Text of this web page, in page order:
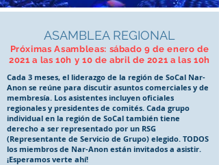
ASAMBLEA REGIONAL
Próximas Asambleas: sábado 9 de enero de
2021 a las 10h y 10 de abril de 2021 a las 10h
Cada 3 meses, el liderazgo de la región de SoCal Nar-
Anon se reúne para discutir asuntos comerciales y de
membresía. Los asistentes incluyen oficiales
regionales y presidentes de comités. Cada grupo
individual en la región de SoCal también tiene
derecho a ser representado por un RSG
(Representante de Servicio de Grupo) elegido. TODOS
los miembros de Nar-Anon están invitados a asistir.
¡Esperamos verte ahí!